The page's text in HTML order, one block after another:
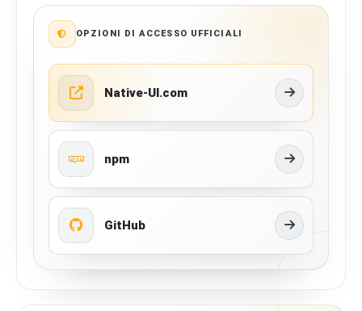
OPZIONI DI ACCESSO UFFICIALI
Native-UI.com
npm
GitHub